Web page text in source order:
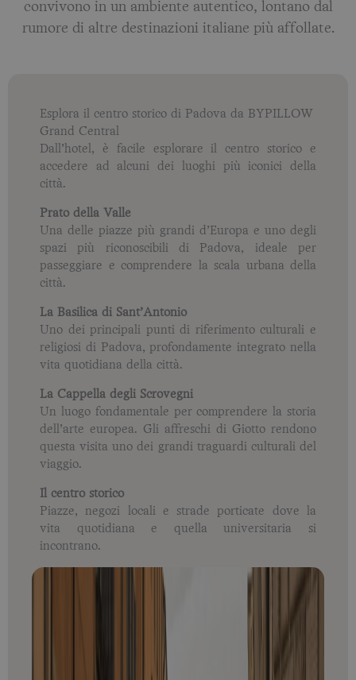
convivono in un ambiente autentico, lontano dal
rumore di altre destinazioni italiane più affollate.
Esplora il centro storico di Padova da BYPILLOW
Grand Central
Dall’hotel, è facile esplorare il centro storico e
accedere ad alcuni dei luoghi più iconici della
città.
Prato della Valle
Una delle piazze più grandi d’Europa e uno degli
spazi più riconoscibili di Padova, ideale per
passeggiare e comprendere la scala urbana della
città.
La Basilica di Sant’Antonio
Uno dei principali punti di riferimento culturali e
religiosi di Padova, profondamente integrato nella
vita quotidiana della città.
La Cappella degli Scrovegni
Un luogo fondamentale per comprendere la storia
dell’arte europea. Gli affreschi di Giotto rendono
questa visita uno dei grandi traguardi culturali del
viaggio.
Il centro storico
Piazze, negozi locali e strade porticate dove la
vita quotidiana e quella universitaria si
incontrano.